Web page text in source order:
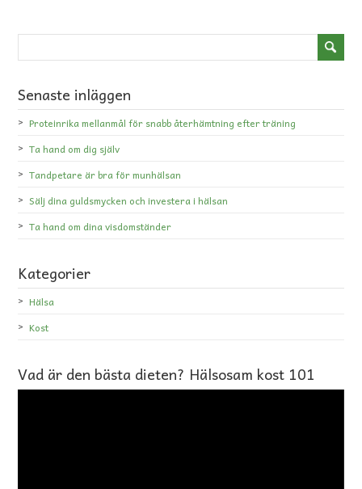
Senaste inläggen
Proteinrika mellanmål för snabb återhämtning efter träning
Ta hand om dig själv
Tandpetare är bra för munhälsan
Sälj dina guldsmycken och investera i hälsan
Ta hand om dina visdomständer
Kategorier
Hälsa
Kost
Vad är den bästa dieten? Hälsosam kost 101